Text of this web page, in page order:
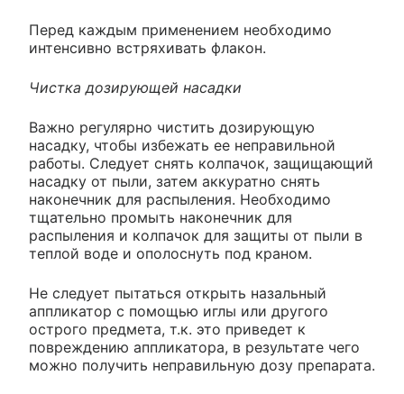
Перед каждым применением необходимо
интенсивно встряхивать флакон.
Чистка дозирующей насадки
Важно регулярно чистить дозирующую
насадку, чтобы избежать ее неправильной
работы. Следует снять колпачок, защищающий
насадку от пыли, затем аккуратно снять
наконечник для распыления. Необходимо
тщательно промыть наконечник для
распыления и колпачок для защиты от пыли в
теплой воде и ополоснуть под краном.
Не следует пытаться открыть назальный
аппликатор с помощью иглы или другого
острого предмета, т.к. это приведет к
повреждению аппликатора, в результате чего
можно получить неправильную дозу препарата.